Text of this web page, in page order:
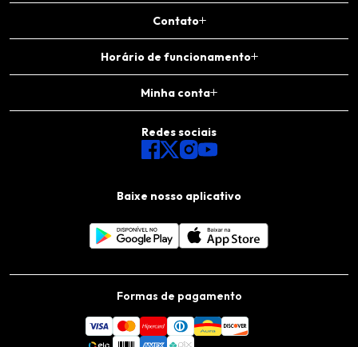
Contato
Horário de funcionamento
Minha conta
Baixe nosso aplicativo
Redes sociais
Formas de pagamento